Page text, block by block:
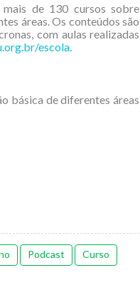
de 130 cursos sobre
áreas. Os conteúdos são
com aulas realizadas
escola.
básica de diferentes áreas
Podcast Curso